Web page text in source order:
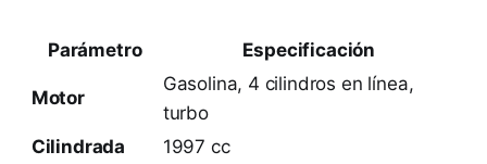
Parámetro Especificación
Motor
Gasolina, 4 cilindros en línea,
turbo
Cilindrada
1997 cc